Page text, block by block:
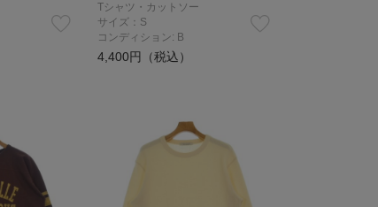
Tシャツ・カットソー
サイズ：S
コンディション: B
4,400円（税込）